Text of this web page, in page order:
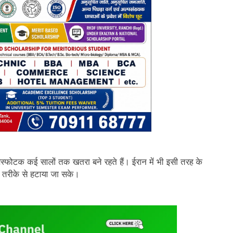
कई सालों तक खतरा बने रहते हैं। ईरान में भी इसी तरह के
तरीके से हटाया जा सके।